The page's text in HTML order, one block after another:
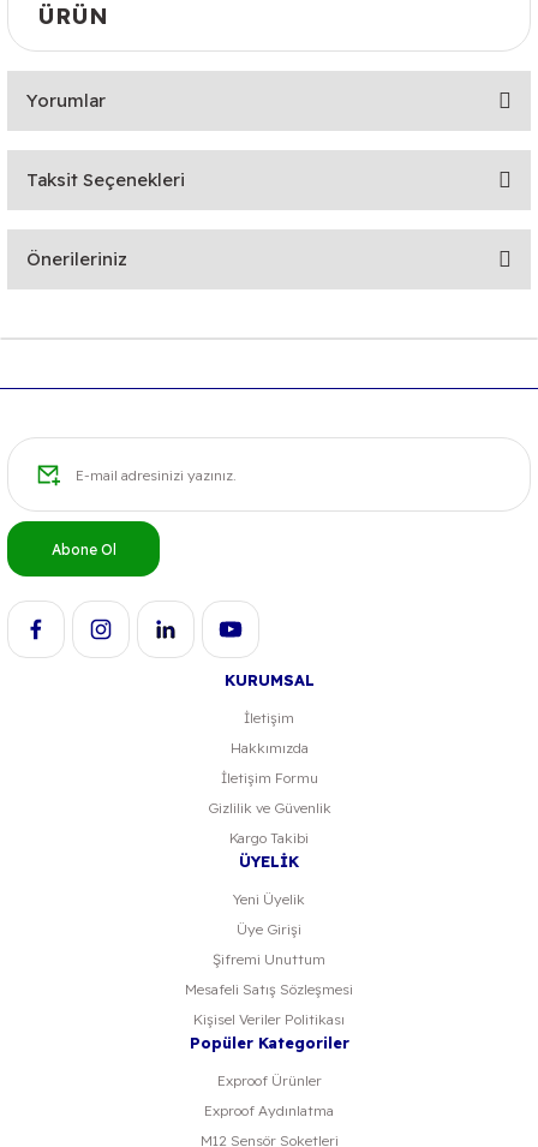
ÜRÜN
Yorumlar
Bu ürüne ilk yorumu siz yapın!
Taksit Seçenekleri
Önerileriniz
Ürün bilgilerinde hatalar bulunuyor.
Ürün fiyatı diğer sitelerden daha pahalı.
Gönder
Abone Ol
KURUMSAL
İletişim
Hakkımızda
İletişim Formu
Gizlilik ve Güvenlik
Kargo Takibi
ÜYELİK
Yeni Üyelik
Üye Girişi
Şifremi Unuttum
Mesafeli Satış Sözleşmesi
Kişisel Veriler Politikası
Popüler Kategoriler
Exproof Ürünler
Exproof Aydınlatma
M12 Sensör Soketleri